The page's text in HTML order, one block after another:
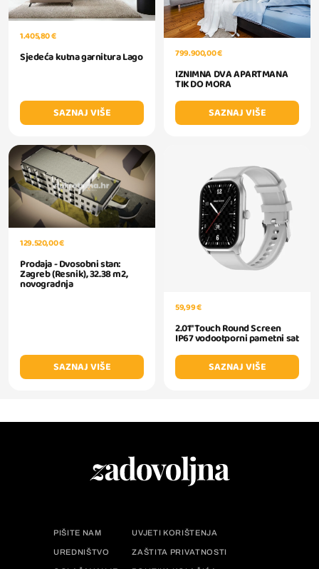
1.405,80 €
Sjedeća kutna garnitura Lago
SAZNAJ VIŠE
799.900,00 €
IZNIMNA DVA APARTMANA
TIK DO MORA
SAZNAJ VIŠE
129.520,00 €
Prodaja - Dvosobni stan:
Zagreb (Resnik), 32.38 m2,
novogradnja
SAZNAJ VIŠE
59,99 €
2.01" Touch Round Screen
IP67 vodootporni pametni sat
SAZNAJ VIŠE
PIŠITE NAM UVJETI KORIŠTENJA
UREDNIŠTVO ZAŠTITA PRIVATNOSTI